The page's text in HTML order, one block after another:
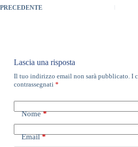
PRECEDENTE
Lascia una risposta
Il tuo indirizzo email non sarà pubblicato. I
contrassegnati *
Nome*
Email*